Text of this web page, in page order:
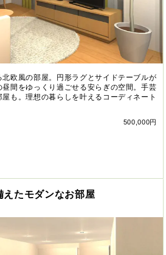
欧風の部屋。円形ラグとサイドテーブルが
間をゆっくり過ごせる安らぎの空間。手芸
も。理想の暮らしを叶えるコーディネート
500,000円
えたモダンなお部屋